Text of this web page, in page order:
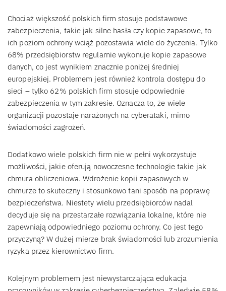
Chociaż większość polskich firm stosuje podstawowe
zabezpieczenia, takie jak silne hasła czy kopie zapasowe, to
ich poziom ochrony wciąż pozostawia wiele do życzenia. Tylko
68% przedsiębiorstw regularnie wykonuje kopie zapasowe
danych, co jest wynikiem znacznie poniżej średniej
europejskiej. Problemem jest również kontrola dostępu do
sieci – tylko 62% polskich firm stosuje odpowiednie
zabezpieczenia w tym zakresie. Oznacza to, że wiele
organizacji pozostaje narażonych na cyberataki, mimo
świadomości zagrożeń.
Dodatkowo wiele polskich firm nie w pełni wykorzystuje
możliwości, jakie oferują nowoczesne technologie takie jak
chmura obliczeniowa. Wdrożenie kopii zapasowych w
chmurze to skuteczny i stosunkowo tani sposób na poprawę
bezpieczeństwa. Niestety wielu przedsiębiorców nadal
decyduje się na przestarzałe rozwiązania lokalne, które nie
zapewniają odpowiedniego poziomu ochrony. Co jest tego
przyczyną? W dużej mierze brak świadomości lub zrozumienia
ryzyka przez kierownictwo firm.
Kolejnym problemem jest niewystarczająca edukacja